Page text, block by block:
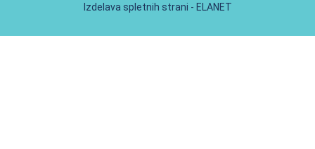
Izdelava spletnih strani - ELANET